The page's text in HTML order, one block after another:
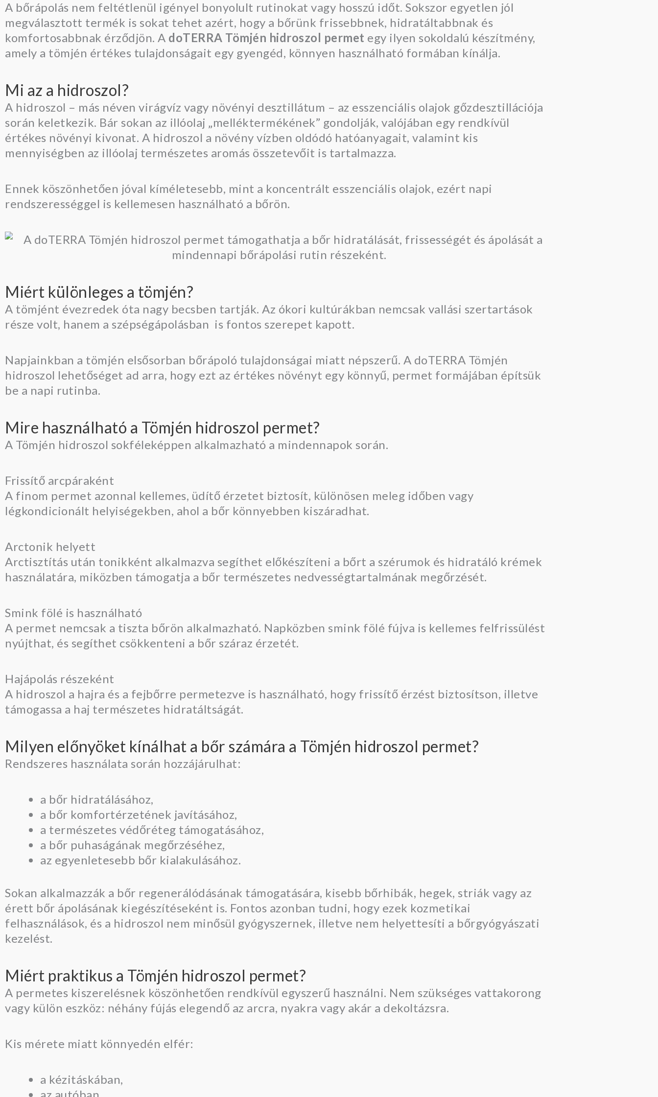
A bőrápolás nem feltétlenül igényel bonyolult rutinokat vagy hosszú időt. Sokszor egyetlen jól
megválasztott termék is sokat tehet azért, hogy a bőrünk frissebbnek, hidratáltabbnak és
komfortosabbnak érződjön. A doTERRA Tömjén hidroszol permet egy ilyen sokoldalú készítmény,
amely a tömjén értékes tulajdonságait egy gyengéd, könnyen használható formában kínálja.
Mi az a hidroszol?
A hidroszol – más néven virágvíz vagy növényi desztillátum – az esszenciális olajok gőzdesztillációja
során keletkezik. Bár sokan az illóolaj „melléktermékének” gondolják, valójában egy rendkívül
értékes növényi kivonat. A hidroszol a növény vízben oldódó hatóanyagait, valamint kis
mennyiségben az illóolaj természetes aromás összetevőit is tartalmazza.
Ennek köszönhetően jóval kíméletesebb, mint a koncentrált esszenciális olajok, ezért napi
rendszerességgel is kellemesen használható a bőrön.
Miért különleges a tömjén?
A tömjént évezredek óta nagy becsben tartják. Az ókori kultúrákban nemcsak vallási szertartások
része volt, hanem a szépségápolásban is fontos szerepet kapott.
Napjainkban a tömjén elsősorban bőrápoló tulajdonságai miatt népszerű. A doTERRA Tömjén
hidroszol lehetőséget ad arra, hogy ezt az értékes növényt egy könnyű, permet formájában építsük
be a napi rutinba.
Mire használható a Tömjén hidroszol permet?
A Tömjén hidroszol sokféleképpen alkalmazható a mindennapok során.
Frissítő arcpáraként
A finom permet azonnal kellemes, üdítő érzetet biztosít, különösen meleg időben vagy
légkondicionált helyiségekben, ahol a bőr könnyebben kiszáradhat.
Arctonik helyett
Arctisztítás után tonikként alkalmazva segíthet előkészíteni a bőrt a szérumok és hidratáló krémek
használatára, miközben támogatja a bőr természetes nedvességtartalmának megőrzését.
Smink fölé is használható
A permet nemcsak a tiszta bőrön alkalmazható. Napközben smink fölé fújva is kellemes felfrissülést
nyújthat, és segíthet csökkenteni a bőr száraz érzetét.
Hajápolás részeként
A hidroszol a hajra és a fejbőrre permetezve is használható, hogy frissítő érzést biztosítson, illetve
támogassa a haj természetes hidratáltságát.
Milyen előnyöket kínálhat a bőr számára a Tömjén hidroszol permet?
Rendszeres használata során hozzájárulhat:
a bőr hidratálásához,
a bőr komfortérzetének javításához,
a természetes védőréteg támogatásához,
a bőr puhaságának megőrzéséhez,
az egyenletesebb bőr kialakulásához.
Sokan alkalmazzák a bőr regenerálódásának támogatására, kisebb bőrhibák, hegek, striák vagy az
érett bőr ápolásának kiegészítéseként is. Fontos azonban tudni, hogy ezek kozmetikai
felhasználások, és a hidroszol nem minősül gyógyszernek, illetve nem helyettesíti a bőrgyógyászati
kezelést.
Miért praktikus a Tömjén hidroszol permet?
A permetes kiszerelésnek köszönhetően rendkívül egyszerű használni. Nem szükséges vattakorong
vagy külön eszköz: néhány fújás elegendő az arcra, nyakra vagy akár a dekoltázsra.
Kis mérete miatt könnyedén elfér:
a kézitáskában,
az autóban,